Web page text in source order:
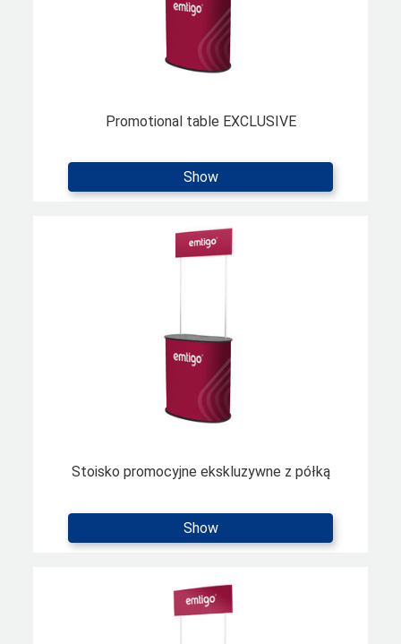
Promotional table EXCLUSIVE
Show
Stoisko promocyjne ekskluzywne z półką
Show